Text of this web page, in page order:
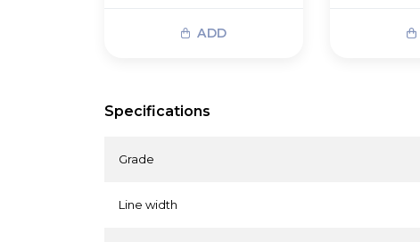
Specifications
Grade
Line width
ADD